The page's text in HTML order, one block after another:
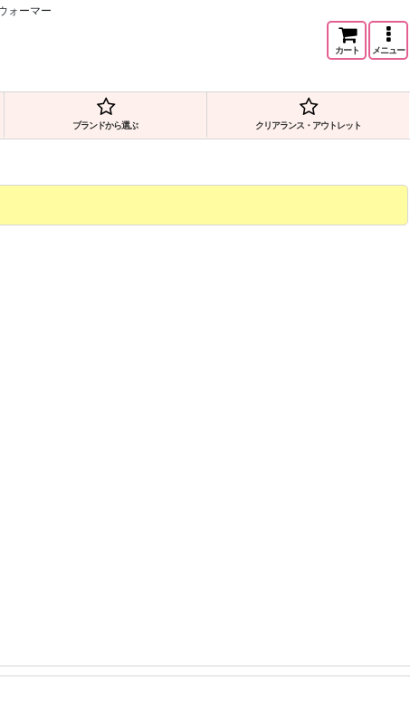
ォーマー
カート メニュー
ブランドから選ぶ クリアランス・アウトレット